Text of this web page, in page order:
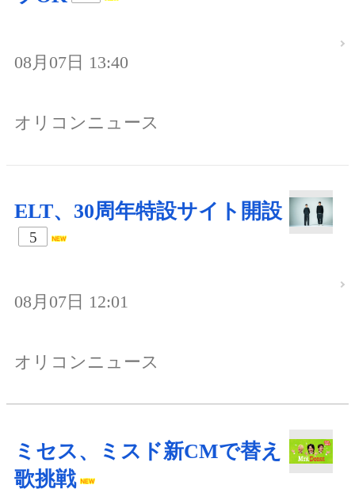
08月07日 13:40
オリコンニュース
ELT、30周年特設サイト開設
5
08月07日 12:01
オリコンニュース
ミセス、ミスド新CMで替え
歌挑戦